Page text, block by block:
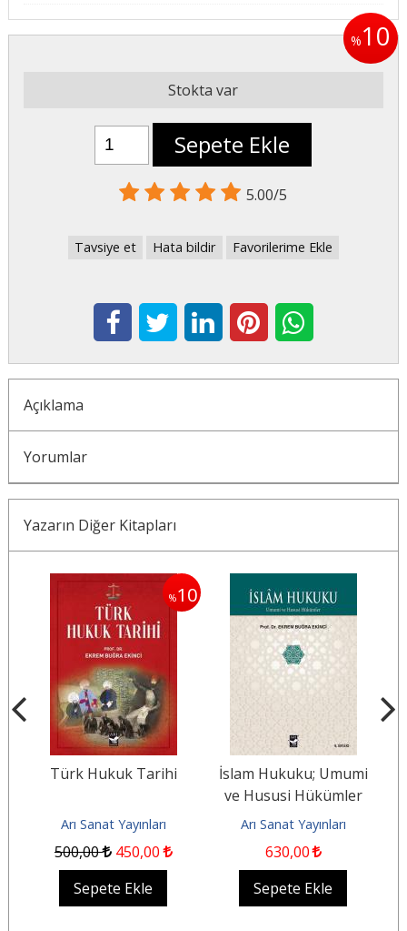
%10
Stokta var
Sepete Ekle
5.00/5
Tavsiye et Hata bildir Favorilerime Ekle
Açıklama
Yorumlar
Yazarın Diğer Kitapları
%10
Türk Hukuk Tarihi
Arı Sanat Yayınları
500,00 450,00
Sepete Ekle
İslam Hukuku; Umumi
ve Hususi Hükümler
Arı Sanat Yayınları
630,00
Sepete Ekle